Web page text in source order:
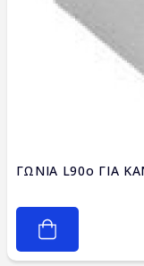
ΓΩΝΙΑ L90ο ΓΙΑ